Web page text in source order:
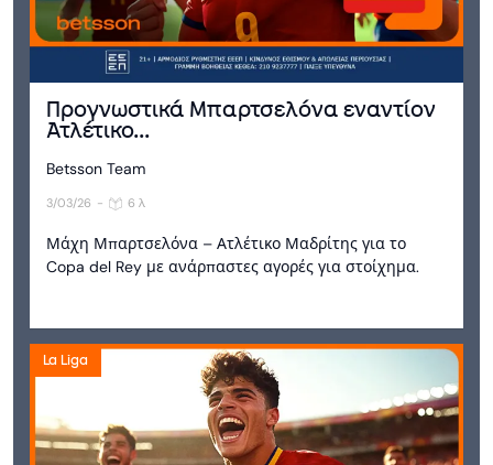
Προγνωστικά Μπαρτσελόνα εναντίον
Ατλέτικο...
Betsson Team
3/03/26 - 6 λ
Μάχη Μπαρτσελόνα – Ατλέτικο Μαδρίτης για το
Copa del Rey με ανάρπαστες αγορές για στοίχημα.
La Liga